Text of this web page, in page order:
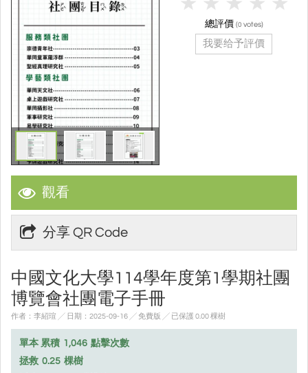
觀看
分享 QR Code
中國文化大學114學年度第1學期社團
博覽會社團電子手冊
作者：李紹瑄 ╱ 日期：2025-09-16 ╱ 免費版 ╱ 已保護 0.00 棵樹
單本 累積 1,046 點擊次數
拯救 0.25 棵樹
總評價 (0 votes)
我要给予評價